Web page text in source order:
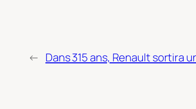
← Dans 315 ans, Renault sortira